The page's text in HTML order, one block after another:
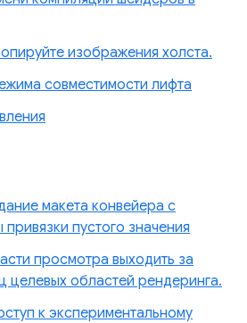
изображения холста.
совместимости лифта
макета конвейера с
пустого значения
просмотра выходить за
целевых областей рендеринга.
к экспериментальному